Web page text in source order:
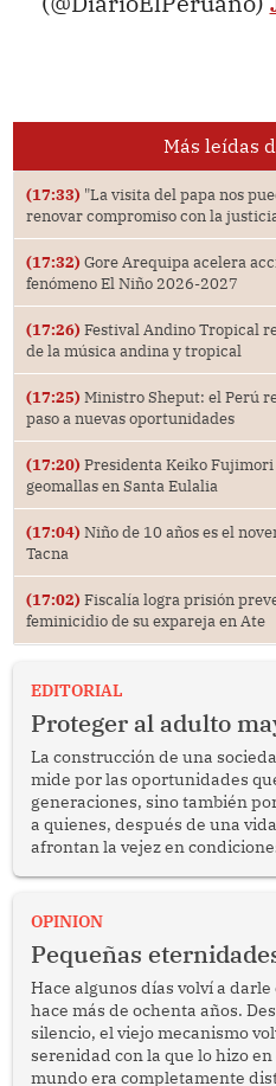
Más leídas
(17:33) "La visita del papa nos
renovar compromiso con la
(17:32) Gore Arequipa acelera
fenómeno El Niño 2026-2027
(17:26) Festival Andino Tropical
de la música andina y tropical
(17:25) Ministro Sheput: el Perú
paso a nuevas oportunidades
(17:20) Presidenta Keiko
geomallas en Santa Eulalia
(17:04) Niño de 10 años es el
Tacna
(17:02) Fiscalía logra prisión
feminicidio de su expareja en Ate
EDITORIAL
Proteger al adulto
La construcción de una
mide por las oportunidades
generaciones, sino también
a quienes, después de una
afrontan la vejez en
bimestrales el subsidio que
reflexionar sobre la
públicas dirigidas a los
OPINION
Pequeñas
Hace algunos días volví a
hace más de ochenta años.
silencio, el viejo mecanismo
serenidad con la que lo hizo
mundo era completamente